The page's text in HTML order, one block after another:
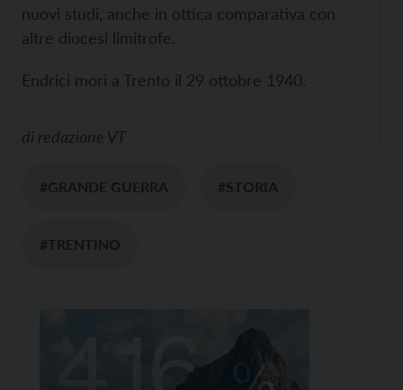
nuovi studi, anche in ottica comparativa con
altre diocesi limitrofe.
Endrici morì a Trento il 29 ottobre 1940.
di redazione VT
#GRANDE GUERRA #STORIA
#TRENTINO